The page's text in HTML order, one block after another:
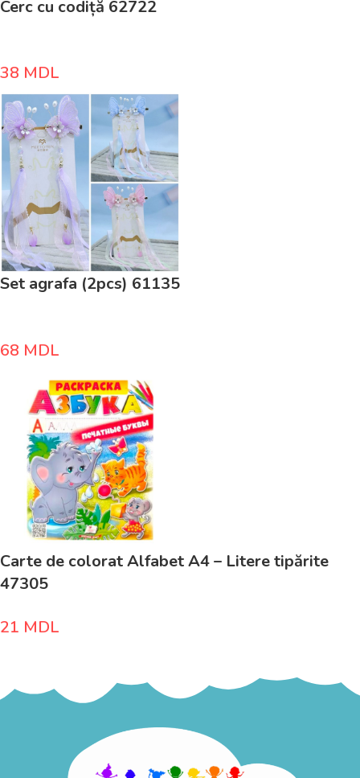
Cerc cu codiță 62722
38 MDL
Set agrafa (2pcs) 61135
68 MDL
Carte de colorat Alfabet A4 – Litere tipărite
47305
21 MDL